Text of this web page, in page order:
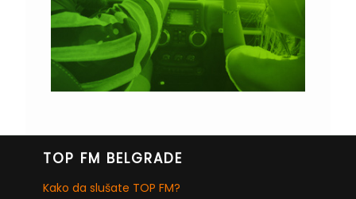
TOP FM BELGRADE
Kako da slušate TOP FM?